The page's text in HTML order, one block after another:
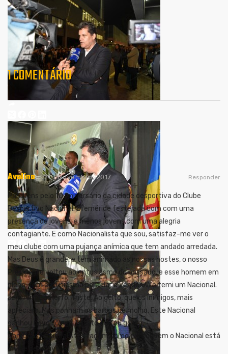
1 COMENTÁRIO
Avelino 17 Novembro, 2017
Parabéns pelo 10 Aniversário da cidade desportiva do Clube
Desportivo Nacional. Efeméride festejada com com uma
presença de jovens, e menos jovens,com uma alegria
contagiante. E como Nacionalista que sou, satisfaz-me ver o
meu clube com uma pujança anímica que tem andado arredada.
Mas Deus é grande, e tem animado as nossas hostes, o nosso
Presidente voltou ao entusiasmo do passado, e esse homem em
pleno, tem entusiasmo para dar e vender. Vi e temi um Nacional.
sem Alma, amorfo. Triste. Ao geito, que os inimigos, mais
apreciam. Mas ponham as barbas de molho. Este Nacional
ganhou novo fôlego. É disto que eu gosto.
Parabéns.Nacionalistas façam como eu. confiem o Nacional está
Vivo e bem Vivo.
Responder